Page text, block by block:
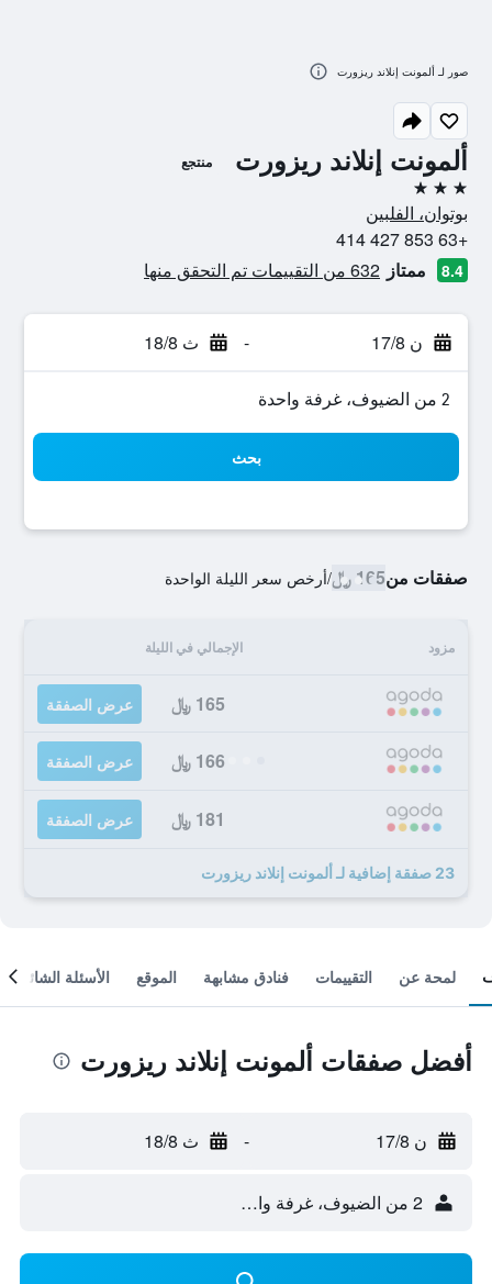
ألمونت إنلاند ريزورت منتجع
3 نجوم
بوتوان، الفلبين
+63 853 427 414
8.4 ممتاز 632 من التقييمات تم التحقق منها
ن 17/8 - ث 18/8
2 من الضيوف، غرفة واحدة
بحث
صفقات من165 ﷼ /أرخص سعر الليلة الواحدة
مزود الإجمالي في الليلة
165 ﷼ عرض الصفقة
166 ﷼ عرض الصفقة
181 ﷼ عرض الصفقة
23 صفقة إضافية لـ ألمونت إنلاند ريزورت
صور لـ ألمونت إنلاند ريزورت
لمحة عن التقييمات فنادق مشابهة الموقع الأسئلة الشائعة
أفضل صفقات ألمونت إنلاند ريزورت
ن 17/8 - ث 18/8
2 من الضيوف، غرفة واحدة